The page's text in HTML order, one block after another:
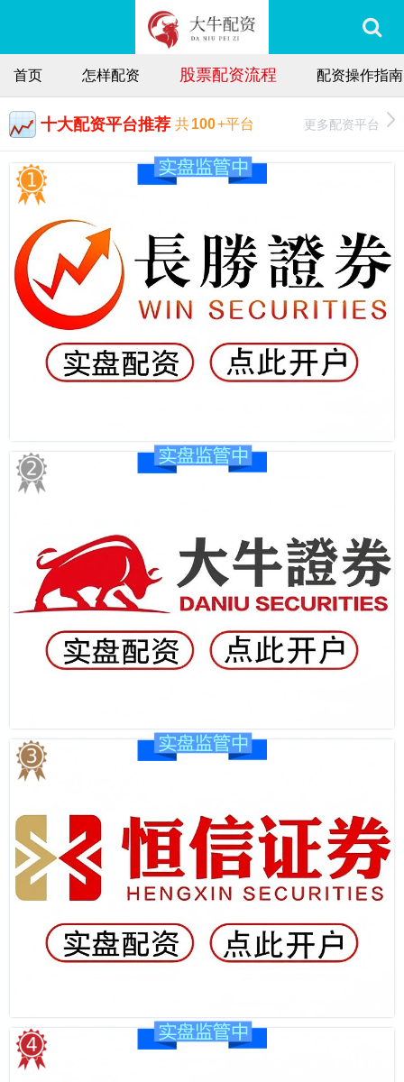
首页 怎样配资 股票配资流程 配资操作指南
十大配资平台推荐 共100+平台 更多配资平台